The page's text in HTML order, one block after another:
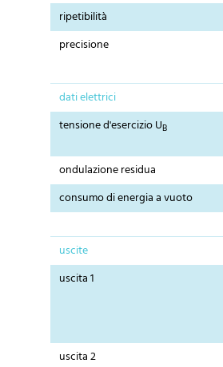
ripetibilità
precisione
dati elettrici
tensione d'esercizio UB
ondulazione residua
consumo di energia a vuoto
uscite
uscita 1
uscita 2